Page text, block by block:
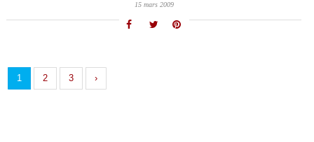
15 mars 2009
1 2 3 ›